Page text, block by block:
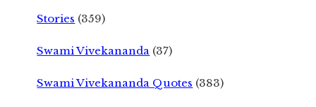
Stories (359)
Swami Vivekananda (37)
Swami Vivekananda Quotes (383)